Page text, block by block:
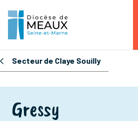
Secteur de Claye Souilly
Gressy